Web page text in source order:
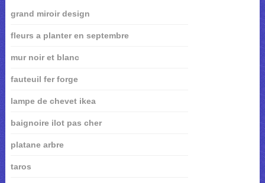
grand miroir design
fleurs a planter en septembre
mur noir et blanc
fauteuil fer forge
lampe de chevet ikea
baignoire ilot pas cher
platane arbre
taros